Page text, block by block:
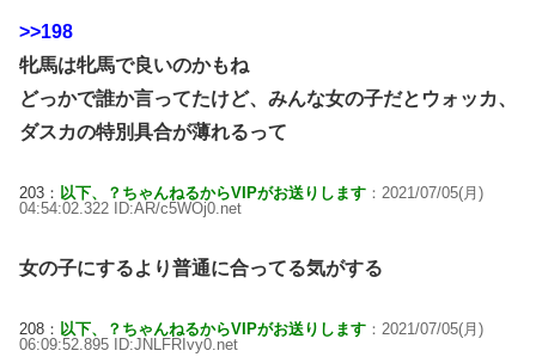
>>198
牝馬は牝馬で良いのかもね
どっかで誰か言ってたけど、みんな女の子だとウォッカ、
ダスカの特別具合が薄れるって
203： 以下、？ちゃんねるからVIPがお送りします ：2021/07/05(月)
04:54:02.322 ID:AR/c5WOj0.net
女の子にするより普通に合ってる気がする
208： 以下、？ちゃんねるからVIPがお送りします ：2021/07/05(月)
06:09:52.895 ID:JNLFRIvy0.net